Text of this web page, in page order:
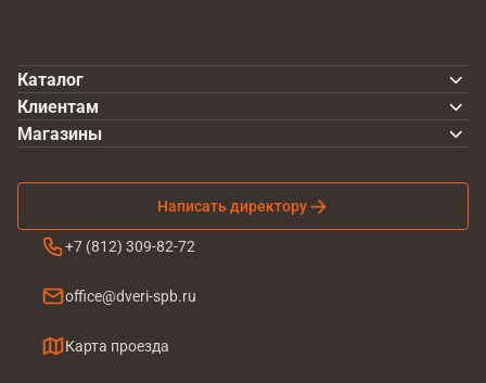
Каталог
Клиентам
Написать директору
+7 (812) 309-82-72
office@dveri-spb.ru
Карта проезда
Магазины